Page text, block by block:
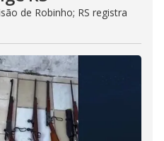
de Robinho; RS registra